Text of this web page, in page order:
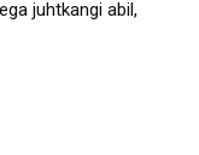
juhtkangi abil,